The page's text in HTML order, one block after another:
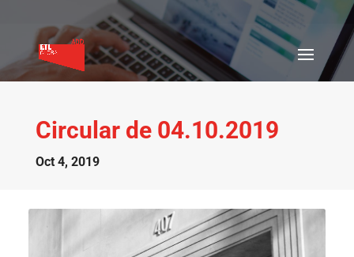
Circular de 04.10.2019
Oct 4, 2019